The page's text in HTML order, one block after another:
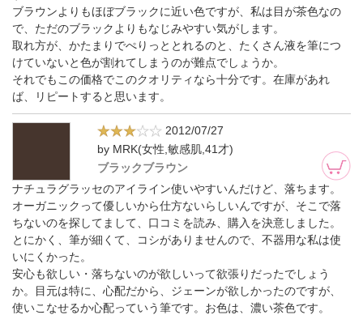
ブラウンよりもほぼブラックに近い色ですが、私は目が茶色なの
で、ただのブラックよりもなじみやすい気がします。
取れ方が、かたまりでぺりっととれるのと、たくさん液を筆につ
けていないと色が割れてしまうのが難点でしょうか。
それでもこの価格でこのクオリティなら十分です。在庫があれ
ば、リピートすると思います。
2012/07/27
by MRK(女性,敏感肌,41才)
ブラックブラウン
ナチュラグラッセのアイライン使いやすいんだけど、落ちます。
オーガニックって優しいから仕方ないらしいんですが、そこで落
ちないのを探してまして、口コミを読み、購入を決意しました。
とにかく、筆が細くて、コシがありませんので、不器用な私は使
いにくかった。
安心も欲しい・落ちないのが欲しいって欲張りだったでしょう
か。目元は特に、心配だから、ジェーンが欲しかったのですが、
使いこなせるか心配っていう筆です。お色は、濃い茶色です。